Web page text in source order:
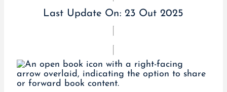
Last Update On: 23 Out 2025